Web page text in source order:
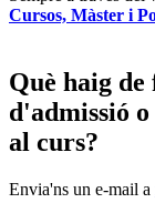
Cursos, Màster i
Què haig
d'admissió
al curs?
Envia'ns un e-mail a